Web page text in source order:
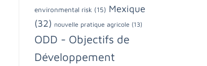
environmental risk (15) Mexique
(32) nouvelle pratique agricole (13)
ODD - Objectifs de
Développement